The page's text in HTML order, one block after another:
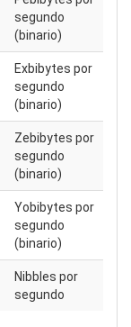
segundo
(binario)
Exbibytes por
segundo
(binario)
Zebibytes por
segundo
(binario)
Yobibytes por
segundo
(binario)
Nibbles por
segundo